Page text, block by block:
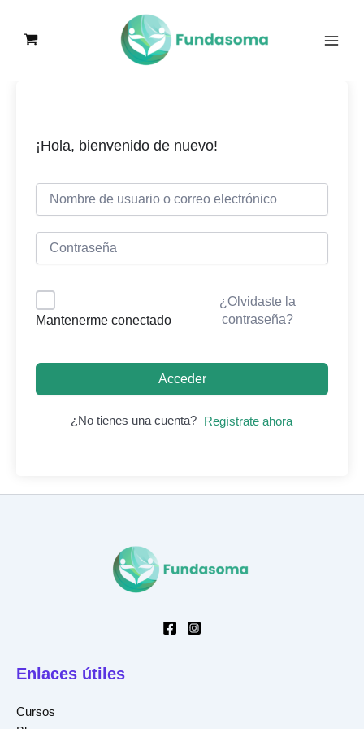
contenido
¡Hola, bienvenido de nuevo!
Mantenerme conectado
¿Olvidaste la
contraseña?
Acceder
¿No tienes una cuenta? Regístrate ahora
Enlaces útiles
Cursos